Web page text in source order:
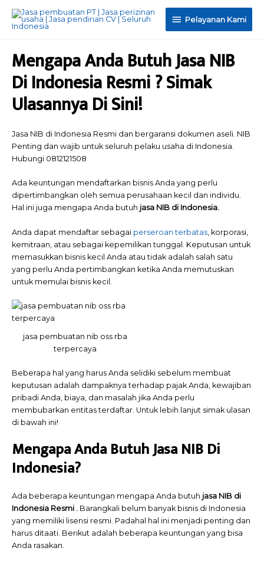
Pelayanan
Pelayanan Kami
Mengapa Anda Butuh Jasa NIB
Di Indonesia Resmi ? Simak
Ulasannya Di Sini!
Jasa NIB di Indonesia Resmi dan bergaransi dokumen aseli. NIB
Penting dan wajib untuk seluruh pelaku usaha di Indonesia.
Hubungi 0812121508
Ada keuntungan mendaftarkan bisnis Anda yang perlu
dipertimbangkan oleh semua perusahaan kecil dan individu.
Hal ini juga mengapa Anda butuh jasa NIB di Indonesia.
Anda dapat mendaftar sebagai perseroan terbatas , korporasi,
kemitraan, atau sebagai kepemilikan tunggal. Keputusan untuk
memasukkan bisnis kecil Anda atau tidak adalah salah satu
yang perlu Anda pertimbangkan ketika Anda memutuskan
untuk memulai bisnis kecil.
jasa pembuatan nib oss rba
terpercaya
Beberapa hal yang harus Anda selidiki sebelum membuat
keputusan adalah dampaknya terhadap pajak Anda, kewajiban
pribadi Anda, biaya, dan masalah jika Anda perlu
membubarkan entitas terdaftar. Untuk lebih lanjut simak ulasan
di bawah ini!
Mengapa Anda Butuh Jasa NIB Di
Indonesia?
Ada beberapa keuntungan mengapa Anda butuh jasa NIB di
Indonesia Resmi . Barangkali belum banyak bisnis di Indonesia
yang memiliki lisensi resmi. Padahal hal ini menjadi penting dan
harus ditaati. Berikut adalah beberapa keuntungan yang bisa
Anda rasakan.